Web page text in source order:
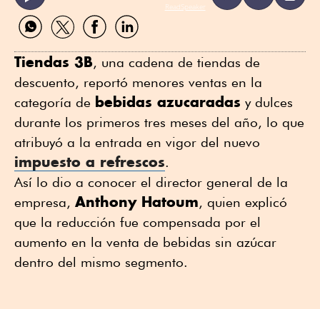
ReadSpeaker
Compartir
por
Compartir
por
Compartir
por
Compartir
por
Tiendas 3B, una cadena de tiendas de
descuento, reportó menores ventas en la
categoría de bebidas azucaradas y dulces
durante los primeros tres meses del año, lo que
atribuyó a la entrada en vigor del nuevo
impuesto a refrescos.
Así lo dio a conocer el director general de la
empresa, Anthony Hatoum, quien explicó
que la reducción fue compensada por el
aumento en la venta de bebidas sin azúcar
dentro del mismo segmento.